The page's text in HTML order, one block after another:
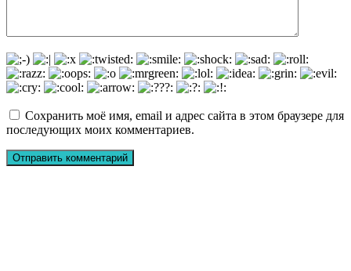
Сохранить моё имя, email и адрес сайта в этом браузере для
последующих моих комментариев.